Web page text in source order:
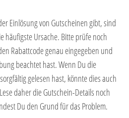
Einlösung von Gutscheinen gibt, sind
häufigste Ursache. Bitte prüfe noch
Rabattcode genau eingegeben und
beachtet hast. Wenn Du die
gelesen hast, könnte dies auch
daher die Gutschein-Details noch
Du den Grund für das Problem.